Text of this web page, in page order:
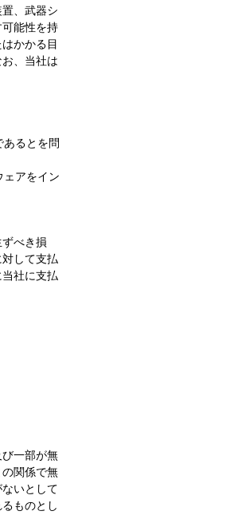
、武器シ
能性を持
かかる目
、当社は
るとを問
アをイン
べき損
して支払
社に支払
一部が無
関係で無
いとして
ものとし